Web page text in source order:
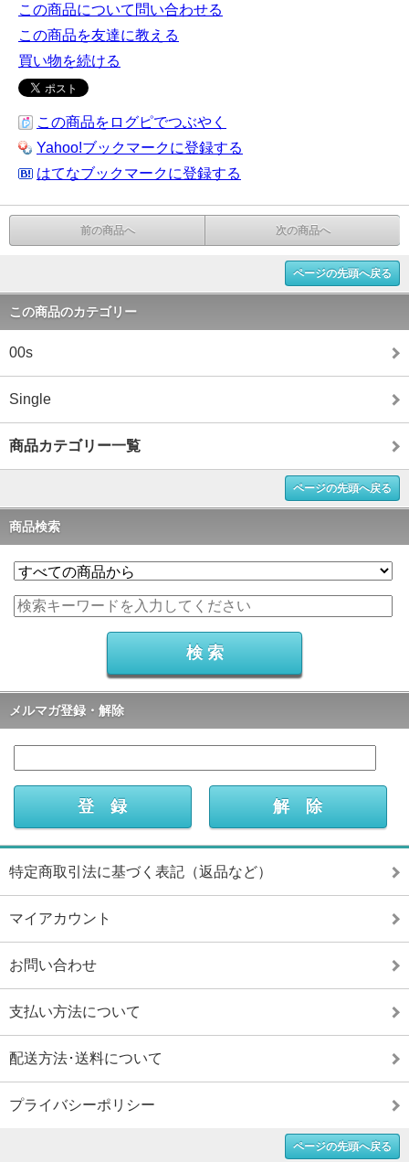
この商品について問い合わせる
この商品を友達に教える
買い物を続ける
この商品をログピでつぶやく
Yahoo!ブックマークに登録する
はてなブックマークに登録する
前の商品へ 次の商品へ
ページの先頭へ戻る
この商品のカテゴリー
00s
Single
商品カテゴリー一覧
ページの先頭へ戻る
商品検索
メルマガ登録・解除
特定商取引法に基づく表記（返品など）
マイアカウント
お問い合わせ
支払い方法について
配送方法･送料について
プライバシーポリシー
ページの先頭へ戻る